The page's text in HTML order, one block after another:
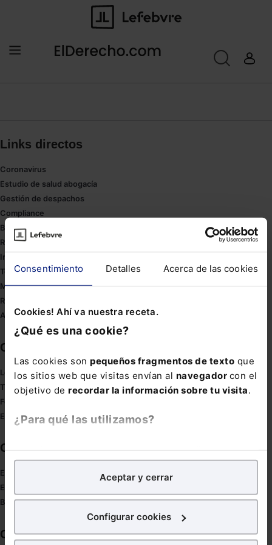
Consentimiento Detalles Acerca de las cookies
Cookies! Ahí va nuestra receta.
¿Qué es una cookie?
Las cookies son pequeños fragmentos de texto que
los sitios web que visitas envían al navegador con el
objetivo de recordar la información sobre tu visita.
¿Para qué las utilizamos?
analíticospara tratar demejorar tu experienciaen
nuestra página web. También con fines publicitarios,
para poder mostrarte publicidad y contenidos de tu
¿Qué puedes hacer?
Aceptar y cerrar
Configurar cookies
Links directos
Coronavirus
Estudio de salud abogacía
Gestión de despachos
Compliance
Buenas Prácticas Tributarias
RGPD
Innovación
Tesauro
Mapa web
Redirect sitemap
Autores de El Derecho
Corporativo
Lefebvre
Tienda online
Formación
Empleos
Otras webs de Lefebvre
Espacioasesoria.com
Espaciopymes.com
Blog de Actualidad
Contacto